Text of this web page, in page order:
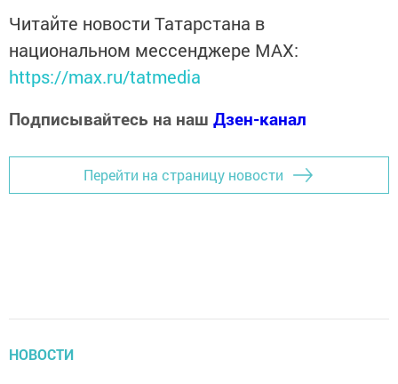
Читайте новости Татарстана в
национальном мессенджере MАХ:
https://max.ru/tatmedia
Подписывайтесь на наш Дзен-канал
Перейти на страницу новости
НОВОСТИ